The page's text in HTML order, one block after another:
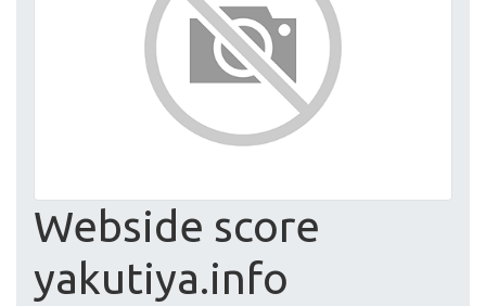
Webside score
yakutiya.info